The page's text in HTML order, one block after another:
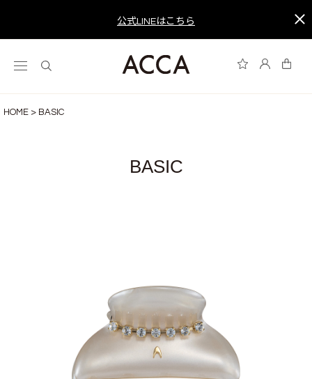
公式LINEはこちら
HOME BASIC
BASIC